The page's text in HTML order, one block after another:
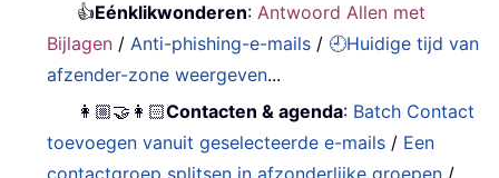
👍Eénklikwonderen:Antwoord Allen met
Bijlagen /Anti-phishing-e-mails / 🕘Huidige tijd van
afzender-zone weergeven...
👩🏼‍🤝‍👩🏻Contacten & agenda: Batch Contact
toevoegen vanuit geselecteerde e-mails / Een